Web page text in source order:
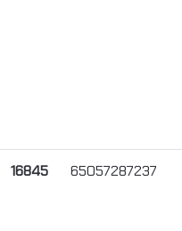
16845 65057287237